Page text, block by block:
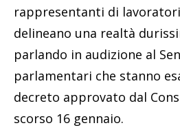
rappresentanti di
delineano una realtà
parlando in audizione al
parlamentari che stanno
decreto approvato dal
scorso 16 gennaio.